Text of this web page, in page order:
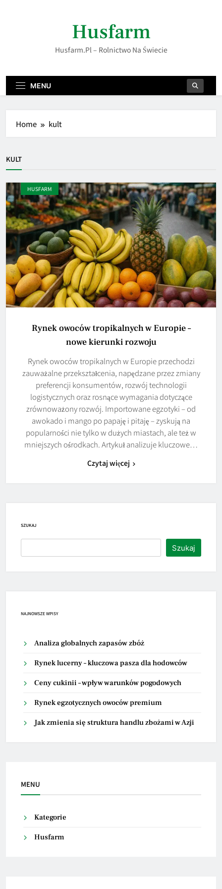
Husfarm
Husfarm.pl – Rolnictwo Na Świecie
MENU
Home kult
KULT
HUSFARM
Rynek owoców tropikalnych w Europie –
nowe kierunki rozwoju
Rynek owoców tropikalnych w Europie przechodzi
zauważalne przekształcenia, napędzane przez zmiany
preferencji konsumentów, rozwój technologii
logistycznych oraz rosnące wymagania dotyczące
zrównoważony rozwój. Importowane egzotyki – od
awokado i mango po papaję i pitaję – zyskują na
popularności nie tylko w dużych miastach, ale też w
mniejszych ośrodkach. Artykuł analizuje kluczowe…
Czytaj więcej
SZUKAJ
Szukaj
NAJNOWSZE WPISY
Analiza globalnych zapasów zbóż
Rynek lucerny – kluczowa pasza dla hodowców
Ceny cukinii – wpływ warunków pogodowych
Rynek egzotycznych owoców premium
Jak zmienia się struktura handlu zbożami w Azji
MENU
Kategorie
Husfarm